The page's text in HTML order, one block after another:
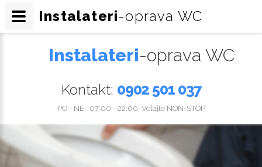
Instalateri-oprava WC
Kontakt: 0902 501 037
PO - NE : 07:00 - 22:00, Volajte NON-STOP
Instalateri-oprava WC